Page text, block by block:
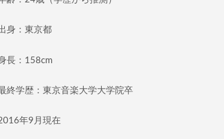
身：東京都
長：158cm
終学歴：東京音楽大学大学院卒
年9月現在